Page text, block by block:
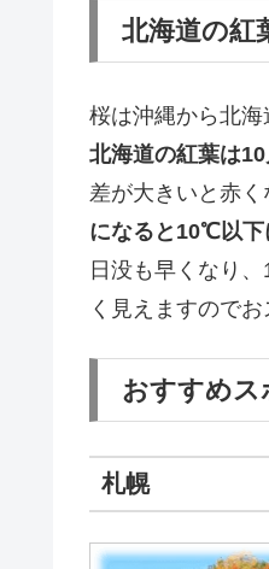
北海道の紅
桜は沖縄から北海
北海道の紅葉は10
差が大きいと赤く
になると10℃以下
日没も早くなり
く見えますのでお
おすすめス
札幌